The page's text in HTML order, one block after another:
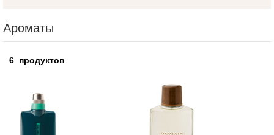
Ароматы
6 продуктов